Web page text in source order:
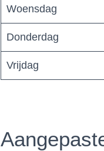
Woensdag
Donderdag
Vrijdag